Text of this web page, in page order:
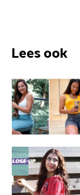
Lees ook